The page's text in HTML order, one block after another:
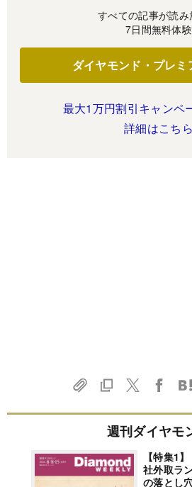
すべての記事が読み
7日間無料体験
ダイヤモンド・プレミ
最大1万円割引キャンペ
詳細はこちら
週刊ダイヤモ
【特集1】
社外取ラ
の落とし